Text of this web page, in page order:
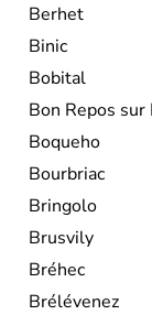
Berhet
Binic
Bobital
Bon Repos
Boqueho
Bourbriac
Bringolo
Brusvily
Bréhec
Brélévenez